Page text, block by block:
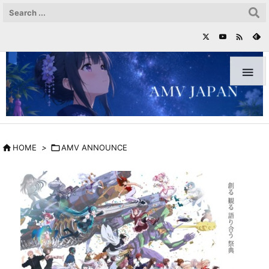


HOME > AMV ANNOUNCE